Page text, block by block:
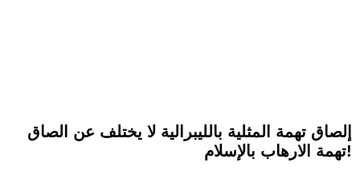
إلصاق تهمة المثلية بالليبرالية لا يختلف عن الصاق
تهمة الارهاب بالإسلام!